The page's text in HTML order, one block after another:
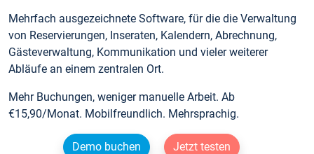
Mehrfach ausgezeichnete Software, für die die Verwaltung
von Reservierungen, Inseraten, Kalendern, Abrechnung,
Gästeverwaltung, Kommunikation und vieler weiterer
Abläufe an einem zentralen Ort.
Mehr Buchungen, weniger manuelle Arbeit. Ab
€15,90/Monat. Mobilfreundlich. Mehrsprachig.
Demo buchen
Jetzt testen